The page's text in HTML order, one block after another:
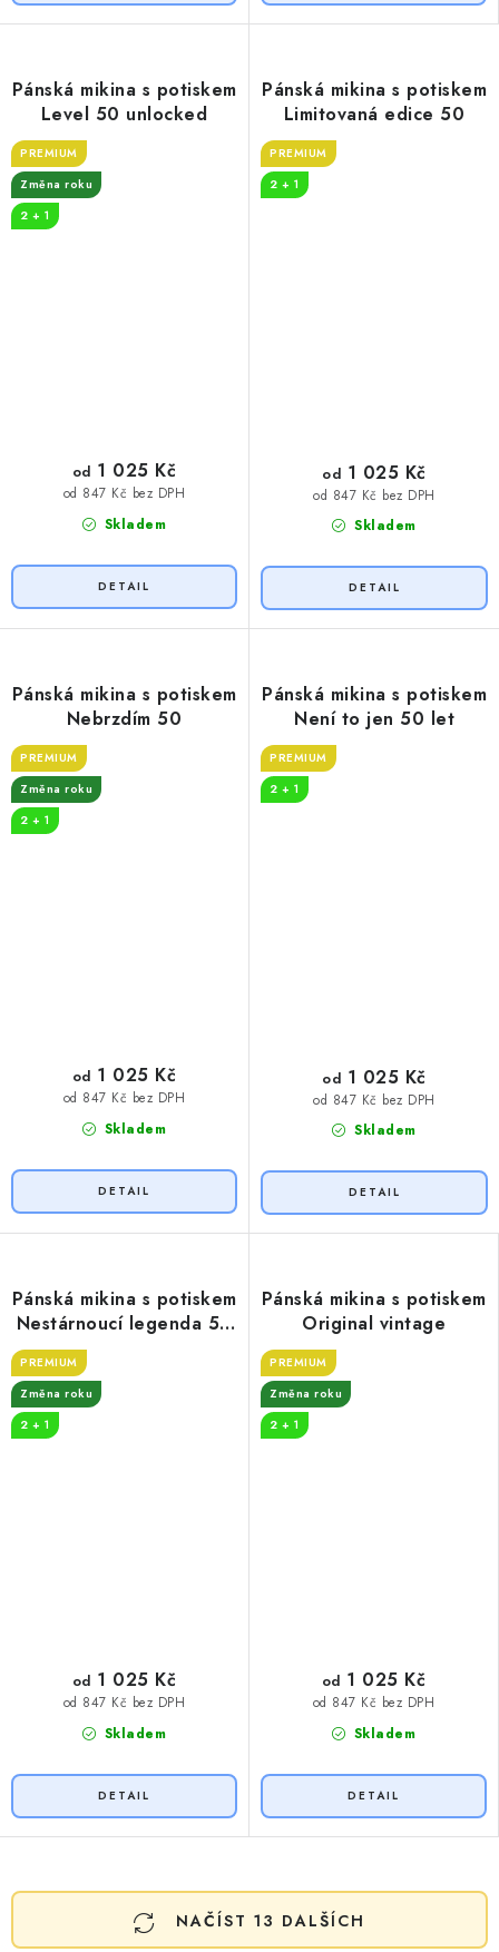
Pánská mikina s potiskem
Level 50 unlocked
PREMIUM
Změna roku
2 + 1
Skladem
od 847 Kč bez DPH
od 1 025 Kč
Pánská mikina s potiskem
Limitovaná edice 50
PREMIUM
2 + 1
Skladem
od 847 Kč bez DPH
od 1 025 Kč
Pánská mikina s potiskem
Nebrzdím 50
PREMIUM
Změna roku
2 + 1
Skladem
od 847 Kč bez DPH
od 1 025 Kč
Pánská mikina s potiskem
Není to jen 50 let
PREMIUM
2 + 1
Skladem
od 847 Kč bez DPH
od 1 025 Kč
Pánská mikina s potiskem
Nestárnoucí legenda 50
PREMIUM
Změna roku
2 + 1
Skladem
od 847 Kč bez DPH
od 1 025 Kč
Pánská mikina s potiskem
Original vintage
PREMIUM
Změna roku
2 + 1
Skladem
od 847 Kč bez DPH
od 1 025 Kč
O
v
NAČÍST 13 DALŠÍCH